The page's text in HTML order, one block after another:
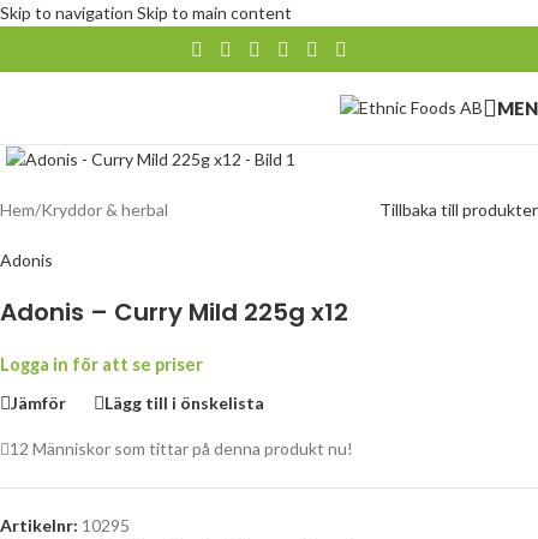
Skip to navigation Skip to main content
Hem/Kryddor & herbal Tillbaka till produkter
Adonis
Adonis – Curry Mild 225g x12
Logga in för att se priser
Jämför
Lägg till i önskelista
12 Människor som tittar på denna produkt nu!
Artikelnr: 10295